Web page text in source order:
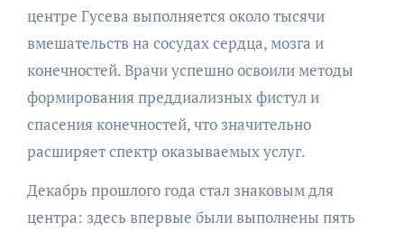
центре Гусева выполняется около тысячи
вмешательств на сосудах сердца, мозга и
конечностей. Врачи успешно освоили методы
формирования преддиализных фистул и
спасения конечностей, что значительно
расширяет спектр оказываемых услуг.
Декабрь прошлого года стал знаковым для
центра: здесь впервые были выполнены пять